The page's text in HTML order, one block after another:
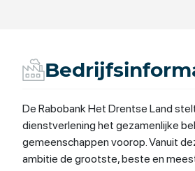
De Rabobank Het Drentse Land
dienstverlening het gezamenlijke
gemeenschappen voorop. Vanuit
ambitie de grootste, beste en